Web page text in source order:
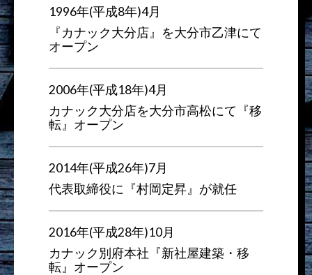
1996年(平成8年)4月
『カナック大分店』を大分市乙津にて
オープン
2006年(平成18年)4月
カナック大分店を大分市高松にて『移
転』オープン
2014年(平成26年)7月
代表取締役に『村岡定昇』が就任
2016年(平成28年)10月
カナック別府本社『新社屋建築・移
転』オープン